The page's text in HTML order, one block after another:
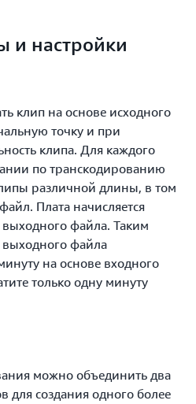
лицензий PlayReady.
шифрованные файлы в
Amazon Elastic
свои транскодированные
Поддерживаемые
управляемую
Amazon S3 на стороне
защиту и управление
самостоятельно с
ключами AWS (KMS)
на видеофайлы.
данных по требованию
и настройки
клип на основе исходного
точку и при
клипа. Для каждого
по транскодированию
различной длины, в том
Плата начисляется
выходного файла. Таким
файла
на основе входного
только одну минуту
можно объединить два
для создания одного более